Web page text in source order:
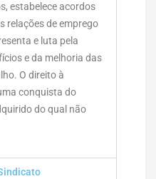
estabelece acordos
relações de emprego
e luta pela
e da melhoria das
O direito à
conquista do
do qual não